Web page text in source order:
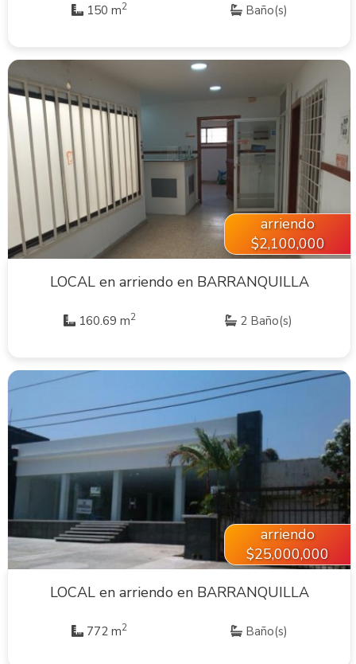
150 m2 Baño(s)
VER INMUEBLE
arriendo
$2,100,000
LOCAL en arriendo en BARRANQUILLA
160.69 m2 2 Baño(s)
VER INMUEBLE
arriendo
$25,000,000
LOCAL en arriendo en BARRANQUILLA
772 m2 Baño(s)